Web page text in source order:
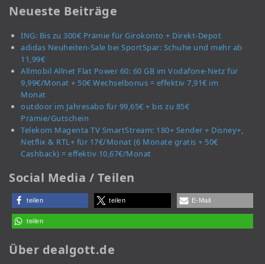
Neueste Beiträge
ING: Bis zu 300€ Prämie für Girokonto + Direkt-Depot
adidas Neuheiten-Sale bei SportSpar: Schuhe und mehr ab
11,99€
Allmobil Allnet Flat Power 60: 60 GB im Vodafone-Netz für
9,99€/Monat + 50€ Wechselbonus = effektiv 7,91€ im
Monat
outdoor im Jahresabo für 99,65€ + bis zu 85€
Prämie/Gutschein
Telekom Magenta TV SmartStream: 180+ Sender + Disney+,
Netflix & RTL+ für 17€/Monat (6 Monate gratis + 50€
Cashback) = effektiv 10,67€/Monat
Social Media / Teilen
teilen teilen E-Mail
teilen
Über dealgott.de